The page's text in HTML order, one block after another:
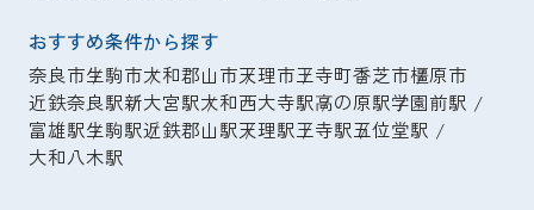
おすすめ条件から探す
奈良市生駒市大和郡山市天理市王寺町香芝市橿原市
近鉄奈良駅新大宮駅大和西大寺駅高の原駅学園前駅
富雄駅生駒駅近鉄郡山駅天理駅王寺駅五位堂駅
大和八木駅